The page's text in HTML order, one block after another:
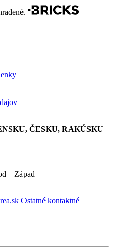
ČESKU, RAKÚSKU
– Západ
Ostatné kontaktné